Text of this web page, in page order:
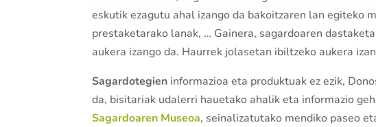
eskutik ezagutu ahal izango da bakoitzaren lan egiteko
prestaketarako lanak, … Gainera, sagardoaren
aukera izango da. Haurrek jolasetan ibiltzeko aukera
Sagardotegien informazioa eta produktuak ez ezik,
da, bisitariak udalerri hauetako ahalik eta informazio
Sagardoaren Museoa, seinalizatutako mendiko paseo